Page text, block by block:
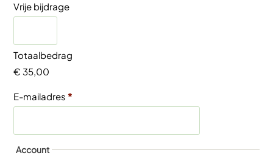
Vrije bijdrage
Totaalbedrag
€ 35,00
E-mailadres *
Account